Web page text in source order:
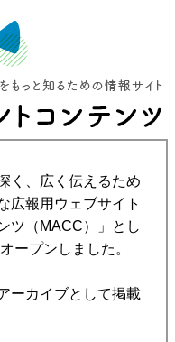
く、広く伝えるため
広報用ウェブサイト
ツ（MACC）」とし
ープンしました。
ーカイブとして掲載